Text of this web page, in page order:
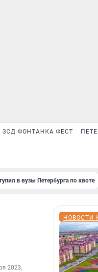
ЗСД ФОНТАНКА ФЕСТ
в вузы Петербурга по квоте
2023,
НОВОСТИ